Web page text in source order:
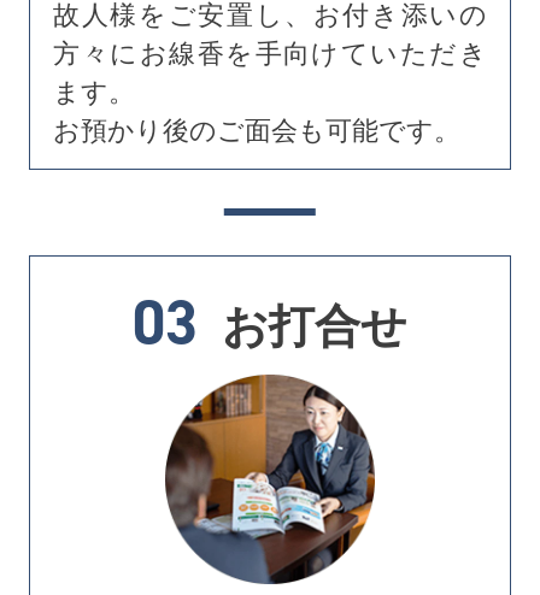
故人様をご安置し、お付き添いの
方々にお線香を手向けていただき
ます。
お預かり後のご面会も可能です。
03 お打合せ